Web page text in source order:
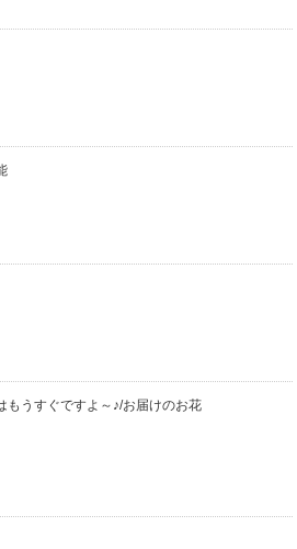
うすぐですよ～♪/お届けのお花